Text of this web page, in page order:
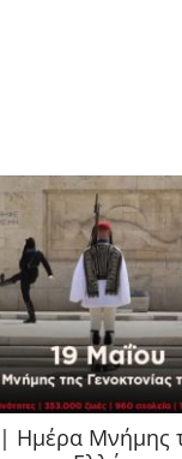
Ημέρα Μνήμης